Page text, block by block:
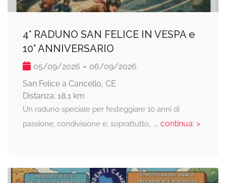
4° RADUNO SAN FELICE IN VESPA e
10° ANNIVERSARIO
05/09/2026 - 06/09/2026
San Felice a Cancello, CE
Distanza: 18,1 km
Un raduno speciale per festeggiare 10 anni di
passione, condivisione e, soprattutto, ... continua: >